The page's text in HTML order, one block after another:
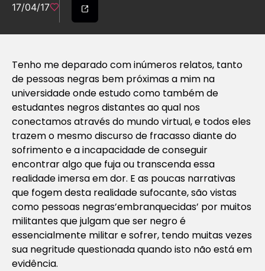
17/04/17
Tenho me deparado com inúmeros relatos, tanto
de pessoas negras bem próximas a mim na
universidade onde estudo como também de
estudantes negros distantes ao qual nos
conectamos através do mundo virtual, e todos eles
trazem o mesmo discurso de fracasso diante do
sofrimento e a incapacidade de conseguir
encontrar algo que fuja ou transcenda essa
realidade imersa em dor. E as poucas narrativas
que fogem desta realidade sufocante, são vistas
como pessoas negras’embranquecidas’ por muitos
militantes que julgam que ser negro é
essencialmente militar e sofrer, tendo muitas vezes
sua negritude questionada quando isto não está em
evidência.